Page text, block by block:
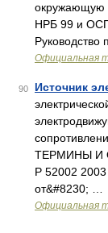
окружающую
НРБ 99 и
Руководство
Официальная
90 Источник
ТЕРМИНЫ И
Р 52002
от&#8230; …
Официальная